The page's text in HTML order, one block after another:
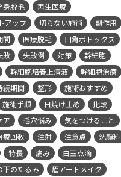
身脱毛
再生医療
アップ
切らない施術
副作用
間 医療脱毛
口角ボトックス
敗 失敗例 対策
幹細胞
幹細胞培養上清液
幹細胞治療
続期間 整形
施術おすすめ
施術手順 日焼け止め
比較
ア 毛穴悩み
気をつけること
療回数 注射 注意点
洗顔料
特長 痛み
白玉点滴
下のたるみ
眉アートメイク